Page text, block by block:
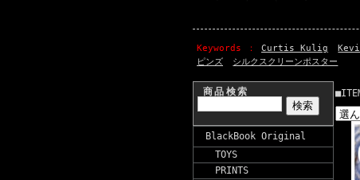
Keywords Curtis Kulig
ピンズ
シルクスクリーンポスター
商品検索
BlackBook Original
TOYS
PRINTS